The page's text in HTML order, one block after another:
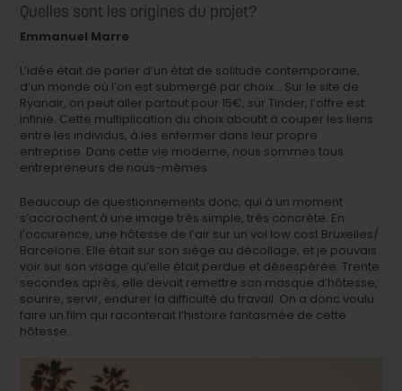
Quelles sont les origines du projet?
Emmanuel Marre
L’idée était de parler d’un état de solitude contemporaine,
d’un monde où l’on est submergé par choix… Sur le site de
Ryanair, on peut aller partout pour 15€, sur Tinder, l’offre est
infinie. Cette multiplication du choix aboutit à couper les liens
entre les individus, à les enfermer dans leur propre
entreprise. Dans cette vie moderne, nous sommes tous
entrepreneurs de nous-mêmes.
Beaucoup de questionnements donc, qui à un moment
s’accrochent à une image très simple, très concrète. En
l’occurence, une hôtesse de l’air sur un vol low cost Bruxelles/
Barcelone. Elle était sur son siège au décollage, et je pouvais
voir sur son visage qu’elle était perdue et désespérée. Trente
secondes après, elle devait remettre son masque d’hôtesse,
sourire, servir, endurer la difficulté du travail. On a donc voulu
faire un film qui raconterait l’histoire fantasmée de cette
hôtesse.